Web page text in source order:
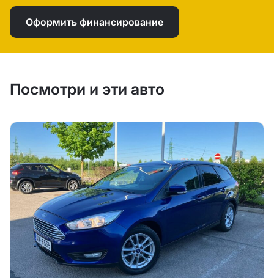
Оформить финансирование
Посмотри и эти авто